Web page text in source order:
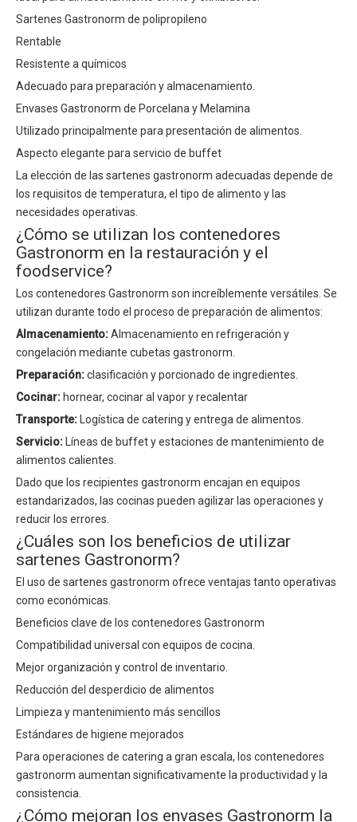
Sartenes Gastronorm de polipropileno
Rentable
Resistente a químicos
Adecuado para preparación y almacenamiento.
Envases Gastronorm de Porcelana y Melamina
Utilizado principalmente para presentación de alimentos.
Aspecto elegante para servicio de buffet
La elección de las sartenes gastronorm adecuadas depende de
los requisitos de temperatura, el tipo de alimento y las
necesidades operativas.
¿Cómo se utilizan los contenedores
Gastronorm en la restauración y el
foodservice?
Los contenedores Gastronorm son increíblemente versátiles. Se
utilizan durante todo el proceso de preparación de alimentos:
Almacenamiento:Almacenamiento en refrigeración y
congelación mediante cubetas gastronorm.
Preparación:clasificación y porcionado de ingredientes.
Cocinar: hornear, cocinar al vapor y recalentar
Transporte:
Logística de catering y entrega de alimentos.
Servicio:
Líneas de buffet y estaciones de mantenimiento de
alimentos calientes.
Dado que los recipientes gastronorm encajan en equipos
estandarizados, las cocinas pueden agilizar las operaciones y
reducir los errores.
¿Cuáles son los beneficios de utilizar
sartenes Gastronorm?
El uso de sartenes gastronorm ofrece ventajas tanto operativas
como económicas.
Beneficios clave de los contenedores Gastronorm
Compatibilidad universal con equipos de cocina.
Mejor organización y control de inventario.
Reducción del desperdicio de alimentos
Limpieza y mantenimiento más sencillos
Estándares de higiene mejorados
Para operaciones de catering a gran escala, los contenedores
gastronorm aumentan significativamente la productividad y la
consistencia.
¿Cómo mejoran los envases Gastronorm la